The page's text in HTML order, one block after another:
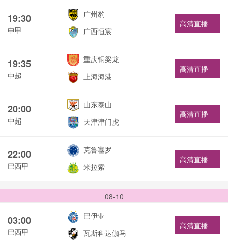
19:30
中甲
广州豹
广西恒宸
高清直播
19:35
中超
重庆铜梁龙
上海海港
高清直播
20:00
中超
山东泰山
天津津门虎
高清直播
22:00
巴西甲
克鲁塞罗
米拉索
高清直播
08-10
03:00
巴西甲
巴伊亚
瓦斯科达伽马
高清直播